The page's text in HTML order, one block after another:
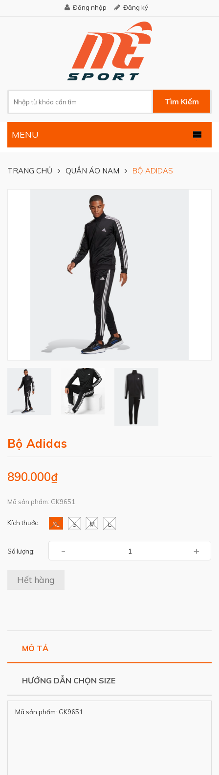
Đăng nhập Đăng ký
Tìm Kiếm
.
MENU
TRANG CHỦ QUẦN ÁO NAM BỘ ADIDAS
Bộ Adidas
890.000₫
Mã sản phẩm: GK9651
Kích thước: XL S M L
Số lượng: - +
Hết hàng
MÔ TẢ
HƯỚNG DẪN CHỌN SIZE
Mã sản phẩm: GK9651